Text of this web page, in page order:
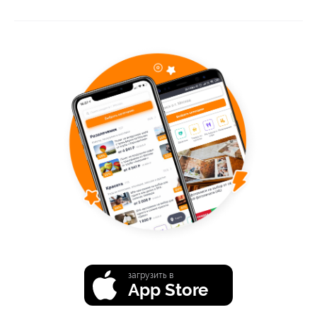
загрузить в
App Store